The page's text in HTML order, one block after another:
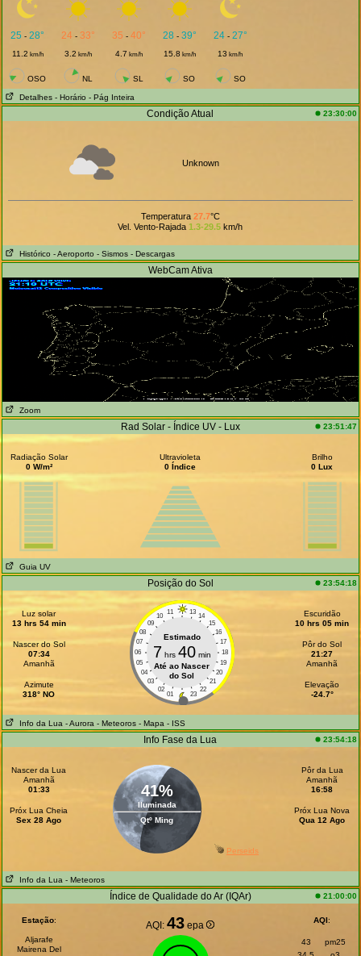
25 -28° 24 - 33° 35 - 40° 28- 39° 24- 27°
11.2 km/h 3.2 km/h 4.7 km/h 15.8 km/h 13 km/h
OSO NL SL SO SO
Detalhes - Horário - Pág Inteira
Condição Atual 23:30:00
Unknown
Temperatura 27.7°C
Vel. Vento-Rajada 1.3-29.5 km/h
Histórico - Aeroporto - Sismos - Descargas
WebCam Ativa
Zoom
Rad Solar - Índice UV - Lux 23:51:47
Radiação Solar
0 W/m²
Ultravioleta
0 Índice
Brilho
0 Lux
Guia UV
Posição do Sol 23:54:18
Luz solar
13 hrs 54 min
Nascer do Sol
07:34
Amanhã
Azimute
318° NO
11 13
10
14
09
15
08
16
07
17
06
18
05
19
04
20
03
21
02
22
01 23
Estimado
7 hrs 40min
Até ao Nascer
do Sol
Escuridão
10 hrs 05 min
Pôr do Sol
21:27
Amanhã
Elevação
-24.7°
Info da Lua - Aurora - Meteoros - Mapa - ISS
Info Fase da Lua 23:54:18
Nascer da Lua
Amanhã
01:33
Próx Lua Cheia
Sex 28 Ago
41%
Iluminada
Qtº Ming
Pôr da Lua
Amanhã
16:58
Próx Lua Nova
Qua 12 Ago
Perseids
Info da Lua - Meteoros
Índice de Qualidade do Ar (IQAr) 21:00:00
Estação:
Aljarafe
Mairena Del
AQI:43 epa AQI:
43
pm25